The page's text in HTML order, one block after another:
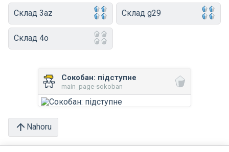
Склад 3az Склад g29
Склад 4o
Сокобан: підступне
main_page-sokoban
Nahoru